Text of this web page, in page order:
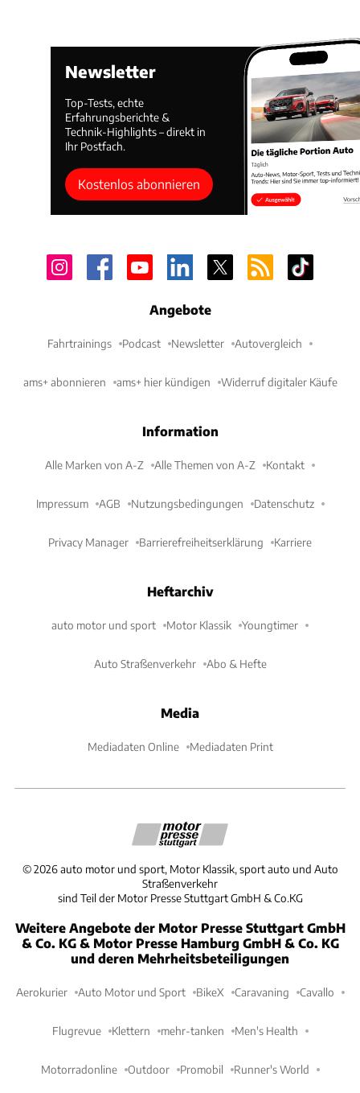
Newsletter
Top-Tests, echte
Erfahrungsberichte &
Technik-Highlights – direkt in
Ihr Postfach.
Kostenlos abonnieren
Angebote
Fahrtrainings Podcast Newsletter Autovergleich
ams+ abonnieren ams+ hier kündigen Widerruf digitaler Käufe
Information
Alle Marken von A-Z Alle Themen von A-Z Kontakt
Impressum AGB Nutzungsbedingungen Datenschutz
Privacy Manager Barrierefreiheitserklärung Karriere
Heftarchiv
auto motor und sport Motor Klassik Youngtimer
Auto Straßenverkehr Abo & Hefte
Media
Mediadaten Online Mediadaten Print
©2026 auto motor und sport, Motor Klassik, sport auto und Auto
Straßenverkehr
sind Teil der Motor Presse Stuttgart GmbH & Co.KG
Weitere Angebote der Motor Presse Stuttgart GmbH
& Co. KG & Motor Presse Hamburg GmbH & Co. KG
und deren Mehrheitsbeteiligungen
Aerokurier Auto Motor und Sport BikeX Caravaning Cavallo
Flugrevue Klettern mehr-tanken Men's Health
Motorradonline Outdoor Promobil Runner's World